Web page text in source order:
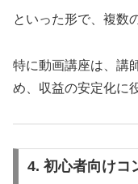
といった形で、複数
特に動画講座は、講
め、収益の安定化に
4. 初心者向けコ